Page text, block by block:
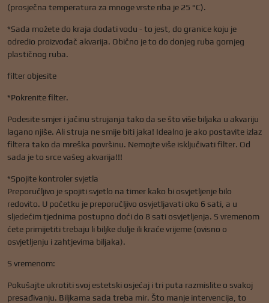
(prosječna temperatura za mnoge vrste riba je 25 °C).
*Sada možete do kraja dodati vodu - to jest, do granice koju je
odredio proizvođač akvarija. Obično je to do donjeg ruba gornjeg
plastičnog ruba.
filter objesite
*Pokrenite filter.
Podesite smjer i jačinu strujanja tako da se što više biljaka u akvariju
lagano njiše. Ali struja ne smije biti jaka! Idealno je ako postavite izlaz
filtera tako da mreška površinu. Nemojte više isključivati ​​filter. Od
sada je to srce vašeg akvarija!!!
*Spojite kontroler svjetla
Preporučljivo je spojiti svjetlo na timer kako bi osvjetljenje bilo
redovito. U početku je preporučljivo osvjetljavati oko 6 sati, a u
sljedećim tjednima postupno doći do 8 sati osvjetljenja. S vremenom
ćete primijetiti trebaju li biljke dulje ili kraće vrijeme (ovisno o
osvjetljenju i zahtjevima biljaka).
S vremenom:
Pokušajte ukrotiti svoj estetski osjećaj i tri puta razmislite o svakoj
presađivanju. Biljkama sada treba mir. Što manje intervencija, to